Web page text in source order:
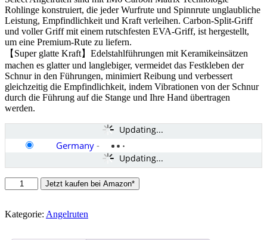
Rohlinge konstruiert, die jeder Wurfrute und Spinnrute unglaubliche
Leistung, Empfindlichkeit und Kraft verleihen. Carbon-Split-Griff
und voller Griff mit einem rutschfesten EVA-Griff, ist hergestellt,
um eine Premium-Rute zu liefern.
【Super glatte Kraft】Edelstahlführungen mit Keramikeinsätzen
machen es glatter und langlebiger, vermeidet das Festkleben der
Schnur in den Führungen, minimiert Reibung und verbessert
gleichzeitig die Empfindlichkeit, indem Vibrationen von der Schnur
durch die Führung auf die Stange und Ihre Hand übertragen
werden.
Updating...
Updating...
Germany -
PLUSINNO
Red
Spinn-
Jetzt kaufen bei Amazon*
Kategorie: Angelruten